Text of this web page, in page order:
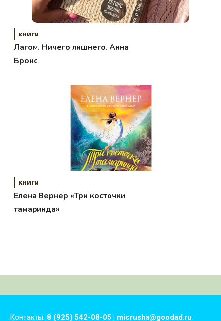
книги
Лагом. Ничего лишнего. Анна
Бронс
книги
Елена Вернер «Три косточки
тамаринда»
Контакты: 8 (925) 542-08-05 | micrusha@goodad.ru